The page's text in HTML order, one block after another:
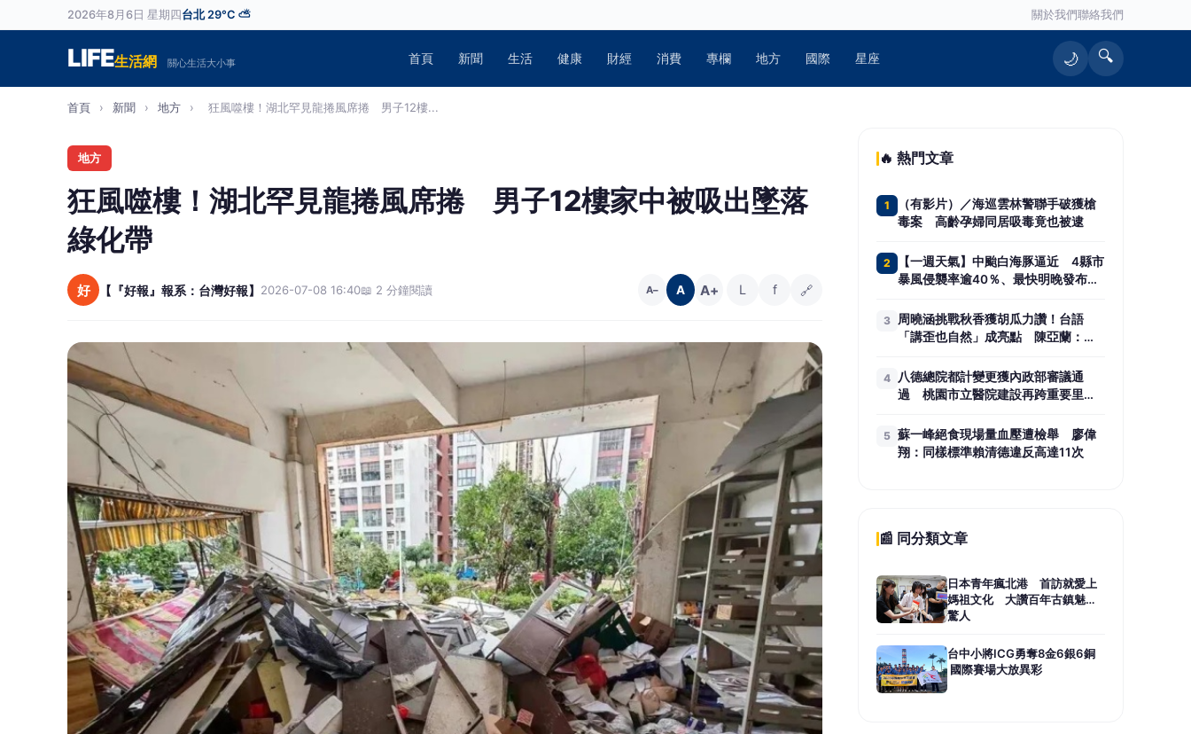
2026年8月6日 星期四 台北 29°C ⛅ 關於我們聯絡我們
LIFE生活網 關心生活大小事 首頁 新聞 生活 健康 財經 消費 專欄 地方 國際 星座 🌙 🔍
首頁 › 新聞 › 地方 › 狂風噬樓！湖北罕見龍捲風席捲 男子12樓...
地方
狂風噬樓！湖北罕見龍捲風席捲 男子12樓家中被吸出墜落
綠化帶
好 【『好報』報系：台灣好報】 2026-07-08 16:40📖 2 分鐘閱讀 A− A A+ L f 🔗
🔥 熱門文章
1
（有影片）／海巡雲林警聯手破獲槍
毒案 高齡孕婦同居吸毒竟也被逮
2
【一週天氣】中颱白海豚逼近 4縣市
暴風侵襲率逾40％、最快明晚發布海
3 周曉涵挑戰秋香獲胡瓜力讚！台語
「講歪也自然」成亮點 陳亞蘭：她
4
八德總院都計變更獲內政部審議通
過 桃園市立醫院建設再跨重要里程
5 蘇一峰絕食現場量血壓遭檢舉 廖偉
翔：同樣標準賴清德違反高達11次
📰 同分類文章
日本青年瘋北港 首訪就愛上
媽祖文化 大讚百年古鎮魅力
驚人
台中小將ICG勇奪8金6銀6銅
國際賽場大放異彩